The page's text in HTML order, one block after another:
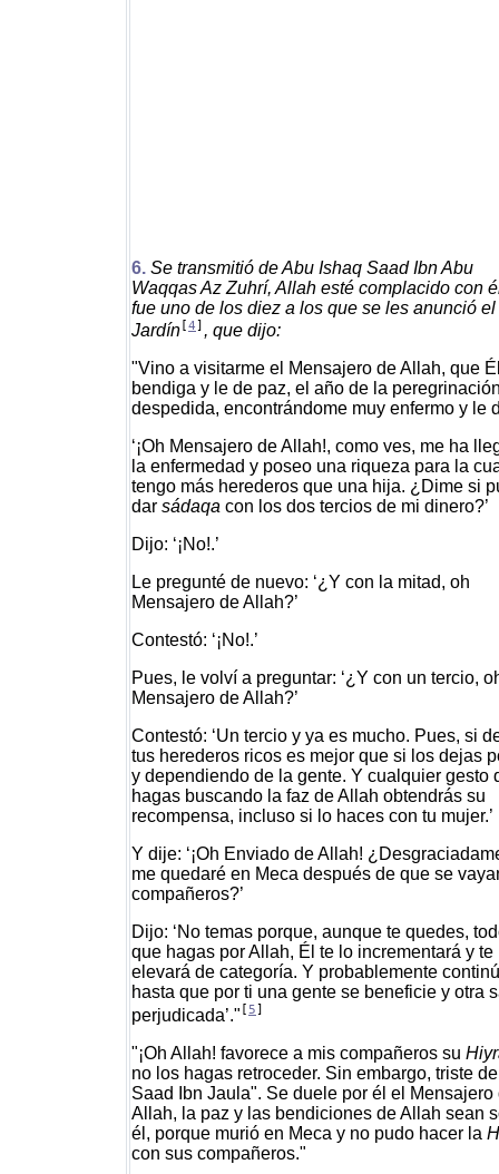
6. Se transmitió de Abu Ishaq Saad Ibn Abu
Waqqas Az Zuhrí, Allah esté complacido con
fue uno de los diez a los que se les anunció el
Jardín [4] , que dijo:
"Vino a visitarme el Mensajero de Allah, que
bendiga y le de paz, el año de la
despedida, encontrándome muy enfermo y le
‘¡Oh Mensajero de Allah!, como ves, me ha
la enfermedad y poseo una riqueza para la
tengo más herederos que una hija. ¿Dime si
dar sádaqa con los dos tercios de mi dinero?’
Dijo: ‘¡No!.’
Le pregunté de nuevo: ‘¿Y con la mitad, oh
Mensajero de Allah?’
Contestó: ‘¡No!.’
Pues, le volví a preguntar: ‘¿Y con un tercio,
Mensajero de Allah?’
Contestó: ‘Un tercio y ya es mucho. Pues, si
tus herederos ricos es mejor que si los dejas
y dependiendo de la gente. Y cualquier gesto
hagas buscando la faz de Allah obtendrás su
recompensa, incluso si lo haces con tu mujer.’
Y dije: ‘¡Oh Enviado de Allah!
me quedaré en Meca después de que se
compañeros?’
Dijo: ‘No temas porque, aunque te quedes,
que hagas por Allah, Él te lo incrementará y te
elevará de categoría. Y probablemente
hasta que por ti una gente se beneficie y otra
perjudicada’."
5
"¡Oh Allah! favorece a mis compañeros su
no los hagas retroceder. Sin embargo, triste de
Saad Ibn Jaula". Se duele por él el Mensajero
Allah, la paz y las bendiciones de Allah sean
él, porque murió en Meca y no pudo hacer la
con sus compañeros."